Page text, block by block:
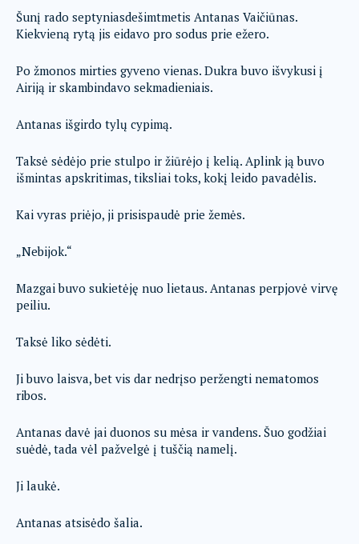
Šunį rado septyniasdešimtmetis Antanas Vaičiūnas.
Kiekvieną rytą jis eidavo pro sodus prie ežero.
Po žmonos mirties gyveno vienas. Dukra buvo išvykusi į
Airiją ir skambindavo sekmadieniais.
Antanas išgirdo tylų cypimą.
Taksė sėdėjo prie stulpo ir žiūrėjo į kelią. Aplink ją buvo
išmintas apskritimas, tiksliai toks, kokį leido pavadėlis.
Kai vyras priėjo, ji prisispaudė prie žemės.
„Nebijok.“
Mazgai buvo sukietėję nuo lietaus. Antanas perpjovė virvę
peiliu.
Taksė liko sėdėti.
Ji buvo laisva, bet vis dar nedrįso peržengti nematomos
ribos.
Antanas davė jai duonos su mėsa ir vandens. Šuo godžiai
suėdė, tada vėl pažvelgė į tuščią namelį.
Ji laukė.
Antanas atsisėdo šalia.